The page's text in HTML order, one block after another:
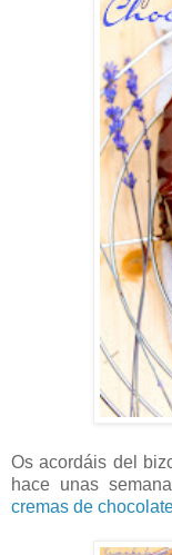
Os acordáis del
hace unas
cremas de